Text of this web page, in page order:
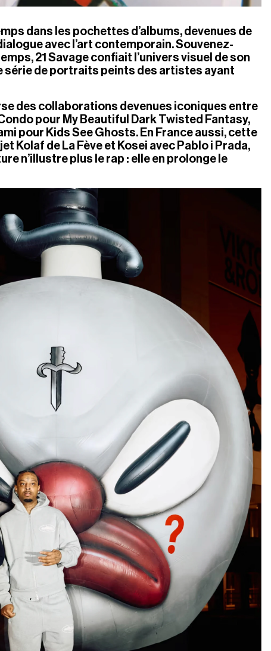
dans les pochettes d’albums, devenues de
avec l’art contemporain. Souvenez-
21 Savage confiait l’univers visuel de son
série de portraits peints des artistes ayant
des collaborations devenues iconiques entre
pour My Beautiful Dark Twisted Fantasy,
pour Kids See Ghosts. En France aussi, cette
Kolaf de La Fève et Kosei avec Pablo i Prada,
n’illustre plus le rap : elle en prolonge le